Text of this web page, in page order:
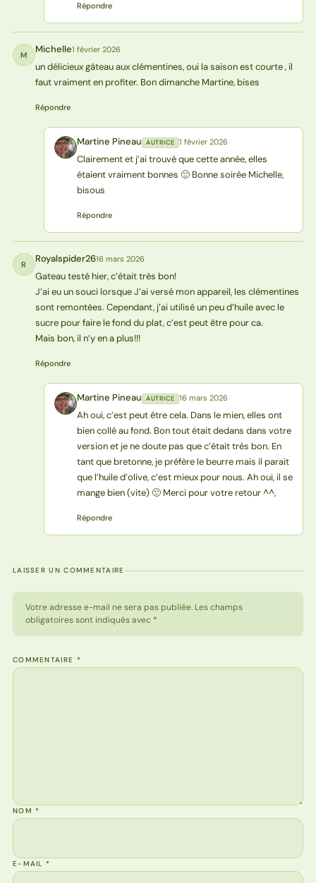
Répondre
M Michelle1 février 2026
un délicieux gâteau aux clémentines, oui la saison est courte , il
faut vraiment en profiter. Bon dimanche Martine, bises
Répondre
MP Martine Pineau AUTRICE 1 février 2026
Clairement et j’ai trouvé que cette année, elles
étaient vraiment bonnes 🙂 Bonne soirée Michelle,
bisous
Répondre
R Royalspider2616 mars 2026
Gateau testé hier, c’était très bon!
J’ai eu un souci lorsque J’ai versé mon appareil, les clémentines
sont remontées. Cependant, j’ai utilisé un peu d’huile avec le
sucre pour faire le fond du plat, c’est peut être pour ca.
Mais bon, il n’y en a plus!!!
Répondre
MP Martine Pineau AUTRICE 16 mars 2026
Ah oui, c’est peut être cela. Dans le mien, elles ont
bien collé au fond. Bon tout était dedans dans votre
version et je ne doute pas que c’était très bon. En
tant que bretonne, je préfère le beurre mais il parait
que l’huile d’olive, c’est mieux pour nous. Ah oui, il se
mange bien (vite) 🙂 Merci pour votre retour ^^,
Répondre
LAISSER UN COMMENTAIRE
Votre adresse e-mail ne sera pas publiée. Les champs
obligatoires sont indiqués avec *
COMMENTAIRE *
NOM*
E-MAIL*